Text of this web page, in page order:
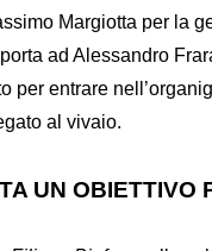
Margiotta per la
ad Alessandro
per entrare
al vivaio.
UN OBIETTIVO